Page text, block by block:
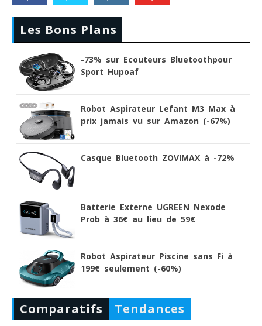
Les Bons Plans
-73% sur Ecouteurs Bluetoothpour
Sport Hupoaf
Robot Aspirateur Lefant M3 Max à
prix jamais vu sur Amazon (-67%)
Casque Bluetooth ZOVIMAX à -72%
Batterie Externe UGREEN Nexode
Prob à 36€ au lieu de 59€
Robot Aspirateur Piscine sans Fi à
199€ seulement (-60%)
Comparatifs Tendances